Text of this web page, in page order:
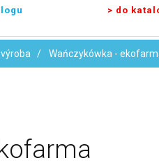
> do
Wańczykówka -